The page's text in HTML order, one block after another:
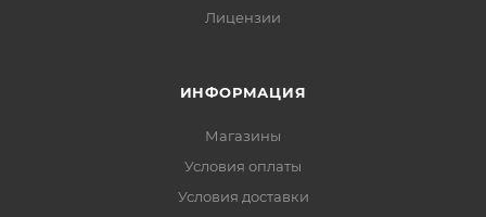
Лицензии
ИНФОРМАЦИЯ
Магазины
Условия оплаты
Условия доставки